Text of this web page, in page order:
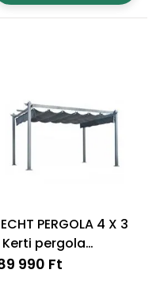
PERGOLA 4 X 3
pergola
cm
990 Ft